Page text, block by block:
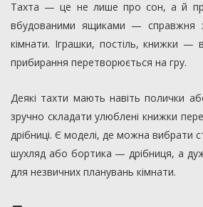
Тахта — це не лише про сон, а й
вбудованими ящиками — справжня
кімнати. Іграшки, постіль, книжки —
прибирання перетворюється на гру.
Деякі тахти мають навіть полички
зручно складати улюблені книжки
дрібниці. Є моделі, де можна вибрати
шухляд або бортика — дрібниця, а
для незвичних планувань кімнати.